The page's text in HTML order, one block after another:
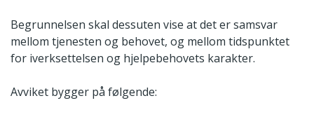
Begrunnelsen skal dessuten vise at det er samsvar
mellom tjenesten og behovet, og mellom tidspunktet
for iverksettelsen og hjelpebehovets karakter.
Avviket bygger på følgende: